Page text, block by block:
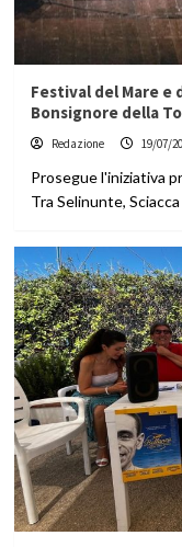
Festival del Mare e
Bonsignore della
Redazione 19/07/
Prosegue l'iniziativa
Tra Selinunte,